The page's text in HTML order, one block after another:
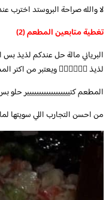
لا والله صراحة البروستد
تغطية متابعين المطعم (2)
البرياني مالة حل عندكم لذيذ
لذيذ 👌🏿👌🏿👌🏿 ويعتبر من اكتر
المطعم كتيييييييييييييييييير
من احسن التجارب اللي سويتها